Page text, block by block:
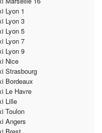
Lyon 1
Lyon 3
Lyon 5
Lyon 7
Lyon 9
Nice
Strasbourg
Bordeaux
Le Havre
Lille
Toulon
Angers